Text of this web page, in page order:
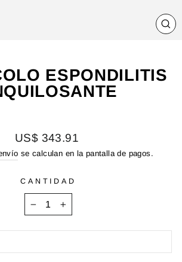
ESPONDILITIS
Precio
habitual
US$ 343.91
se calculan en la pantalla de pagos.
CANTIDAD